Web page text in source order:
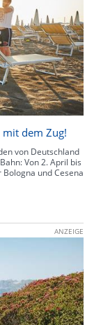
dem Zug!
von Deutschland
Von 2. April bis
und Cesena
ANZEIGE